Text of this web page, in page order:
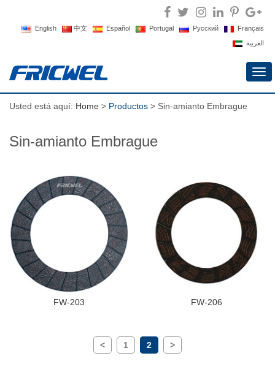
English 中文 Español Portugal Русский
Français
العربية
Usted está aquí: Home > Productos > Sin-amianto Embrague
Sin-amianto Embrague
FW-203 FW-206
< 1 2 >